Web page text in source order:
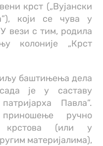
крст („Вујански
који се чува у
вези с тим, родила
колоније „Крст
баштињења дела
је у саставу
Павла”.
ручно
крстова (или у
материјалима),